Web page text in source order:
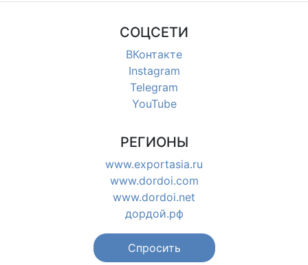
СОЦСЕТИ
ВКонтакте
Instagram
Telegram
YouTube
РЕГИОНЫ
www.exportasia.ru
www.dordoi.com
www.dordoi.net
дордой.рф
Спросить